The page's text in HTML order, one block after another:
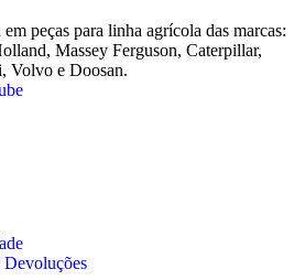
peças para linha agrícola das marcas:
Massey Ferguson, Caterpillar,
Volvo e Doosan.
Devoluções